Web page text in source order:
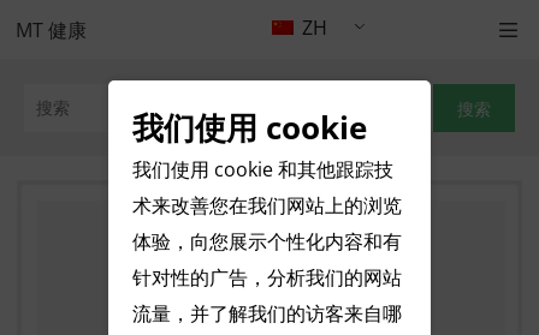
ZH
MT 健康
搜索
我们使用 cookie
我们使用 cookie 和其他跟踪技
术来改善您在我们网站上的浏览
体验，向您展示个性化内容和有
针对性的广告，分析我们的网站
流量，并了解我们的访客来自哪